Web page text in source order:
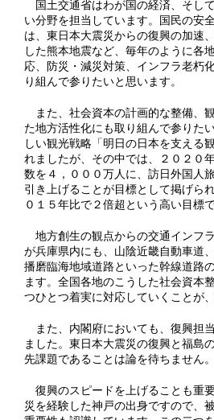
国土交通省はわが国の経済、そし
い分野を担当しています。国民の安
は、東日本大震災からの復興の加速
した熊本地震など、毎年のように各
応、防災・減災対策、インフラ老朽
り組んで参りたいと思います。
また、社会資本の計画的な整備、
た地方活性化にも取り組んで参りた
しい観光戦略「明日の日本を支える
れましたが、その中では、２０２０
数を４，０００万人に、訪日外国人
引き上げることが目標として掲げら
０１５年比で２倍超という高い目標で
地方創生の観点からの交通インフ
が兵庫県内にも、山陰近畿自動車道
播磨臨海地域道路といった幹線道路
ます。全国各地のこうした社会資本
つひとつ着実に対応していくことが
また、内閣府においても、復興担
ました。東日本大震災の復興と福島
先課題であることは論を待ちません。
復興のスピードを上げることも重
災を経験した神戸の出身ですので、